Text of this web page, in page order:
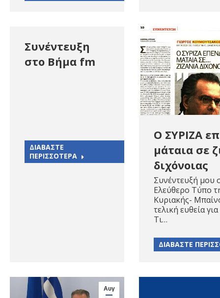
Συνέντευξη
στο Βήμα fm
ΔΙΑΒΑΣΤΕ
ΠΕΡΙΣΣΟΤΕΡΑ
Ο ΣΥΡΙΖΑ
μάταια σε
διχόνοιας
Συνέντευξή μου
Ελεύθερο Τύπο
Κυριακής-
τελική ευθεία
Τι…
ΔΙΑΒΑΣΤΕ
Αυγ